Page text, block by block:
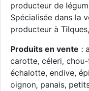
producteur de
Spécialisée dans la
producteur à
Produits en vente :
carotte, céleri,
échalotte, endive,
oignon, panais,